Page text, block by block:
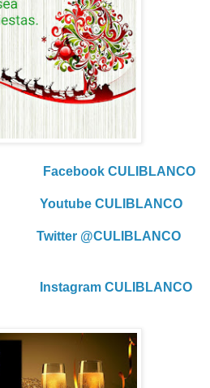
Facebook CULIBLANCO
Youtube CULIBLANCO
Twitter @CULIBLANCO
Instagram CULIBLANCO